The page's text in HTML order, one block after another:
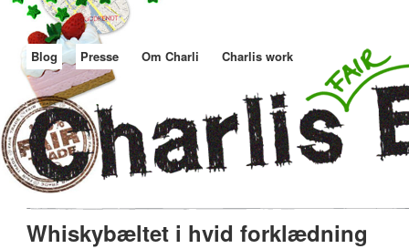
Blog Presse Om Charli Charlis work
Whiskybæltet i hvid forklædning